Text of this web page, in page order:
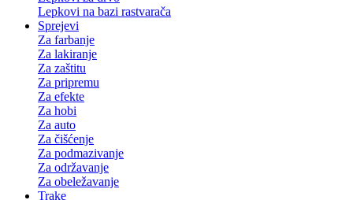
Lepkovi na bazi rastvarača
Sprejevi
Za farbanje
Za lakiranje
Za zaštitu
Za pripremu
Za efekte
Za hobi
Za auto
Za čišćenje
Za podmazivanje
Za održavanje
Za obeležavanje
Trake